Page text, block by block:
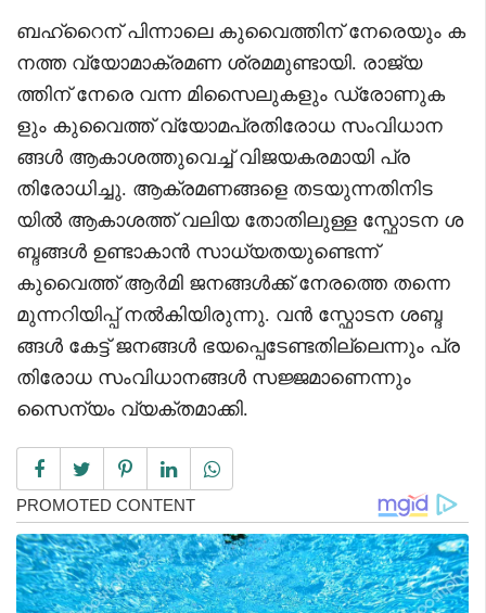
ബഹ്റൈന് പിന്നാലെ കുവൈത്തിന് നേരെയും ക
നത്ത വ്യോമാക്രമണ ശ്രമമുണ്ടായി. രാജ്യ
ത്തിന് നേരെ വന്ന മിസൈലുകളും ഡ്രോണുക
ളും കുവൈത്ത് വ്യോമപ്രതിരോധ സംവിധാന
ങ്ങൾ ആകാശത്തുവെച്ച് വിജയകരമായി പ്ര
തിരോധിച്ചു. ആക്രമണങ്ങളെ തടയുന്നതിനിട
യിൽ ആകാശത്ത് വലിയ തോതിലുള്ള സ്ഫോടന ശ
ബ്ദങ്ങൾ ഉണ്ടാകാൻ സാധ്യതയുണ്ടെന്ന്
കുവൈത്ത് ആർമി ജനങ്ങൾക്ക് നേരത്തെ തന്നെ
മുന്നറിയിപ്പ് നൽകിയിരുന്നു. വൻ സ്ഫോടന ശബ്ദ
ങ്ങൾ കേട്ട് ജനങ്ങൾ ഭയപ്പെടേണ്ടതില്ലെന്നും പ്ര
തിരോധ സംവിധാനങ്ങൾ സജ്ജമാണെന്നും
സൈന്യം വ്യക്തമാക്കി.